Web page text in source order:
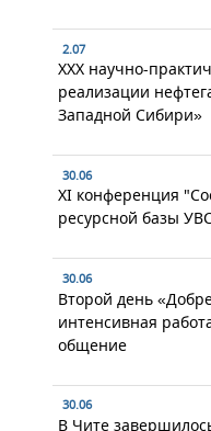
2.07
XXX научно-
реализации
Западной Сибири»
30.06
XI конференция
ресурсной базы
30.06
Второй день
интенсивная
общение
30.06
В Чите